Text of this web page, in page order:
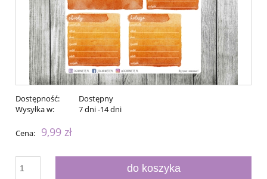
Dostępność:
Dostępny
Wysyłka w:
7 dni -14 dni
Cena: 9,99 zł
do koszyka